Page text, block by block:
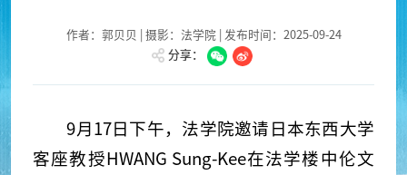
作者：郭贝贝 | 摄影：法学院 | 发布时间：2025-09-24
分享：
9月17日下午，法学院邀请日本东西大学
客座教授HWANG Sung-Kee在法学楼中伦文